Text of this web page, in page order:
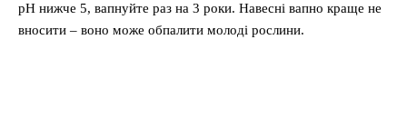
pH нижче 5, вапнуйте раз на 3 роки. Навесні вапно краще не
вносити – воно може обпалити молоді рослини.